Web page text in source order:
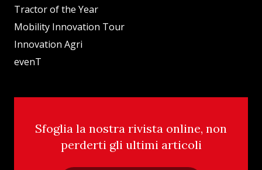
Tractor of the Year
Mobility Innovation Tour
Innovation Agri
evenT
Sfoglia la nostra rivista online, non
perderti gli ultimi articoli